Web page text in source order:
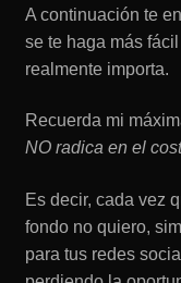
A continuación te
se te haga más
realmente importa.
Recuerda mi
NO radica en el
Es decir, cada vez
fondo no quiero,
para tus redes